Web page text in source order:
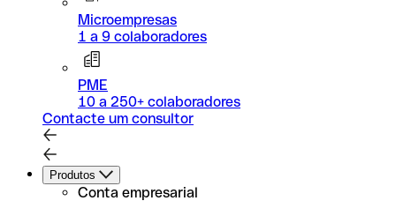
Microempresas
1 a 9 colaboradores
PME
10 a 250+ colaboradores
Contacte um consultor
Produtos
Conta empresarial